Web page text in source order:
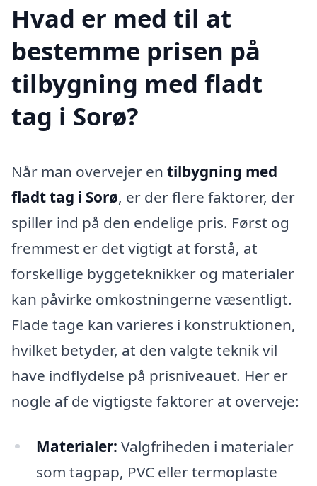
Hvad er med til at
bestemme prisen på
tilbygning med fladt
tag i Sorø?
Når man overvejer en tilbygning med
fladt tag i Sorø, er der flere faktorer, der
spiller ind på den endelige pris. Først og
fremmest er det vigtigt at forstå, at
forskellige byggeteknikker og materialer
kan påvirke omkostningerne væsentligt.
Flade tage kan varieres i konstruktionen,
hvilket betyder, at den valgte teknik vil
have indflydelse på prisniveauet. Her er
nogle af de vigtigste faktorer at overveje:
Materialer: Valgfriheden i materialer
som tagpap, PVC eller termoplaste